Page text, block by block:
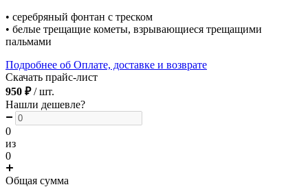
• серебряный фонтан с треском
• белые трещащие кометы, взрывающиеся трещащими
пальмами
Подробнее об Оплате, доставке и возврате
Скачать прайс-лист
950 ₽ / шт.
Нашли дешевле?
0
из
0
Общая сумма